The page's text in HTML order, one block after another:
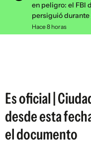
ESPAÑA
ESTADOS UNIDOS
en peligro: el FBI
persiguió
Hace 8 horas
Es oficial |
desde esta
el documento